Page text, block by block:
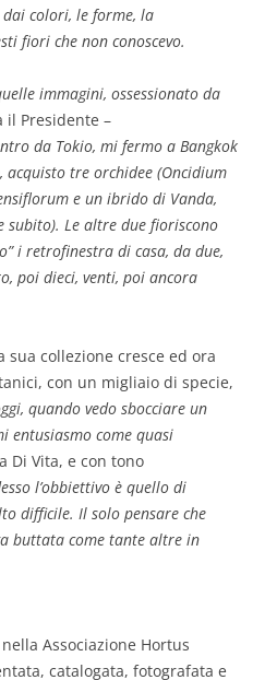
colori, le forme, la
fiori che non conoscevo.
immagini, ossessionato da
il Presidente –
da Tokio, mi fermo a Bangkok
acquisto tre orchidee (Oncidium
e un ibrido di Vanda,
subito). Le altre due fioriscono
i retrofinestra di casa, da due,
poi dieci, venti, poi ancora
sua collezione cresce ed ora
con un migliaio di specie,
quando vedo sbocciare un
entusiasmo come quasi
Di Vita, e con tono
l’obbiettivo è quello di
difficile. Il solo pensare che
buttata come tante altre in
Associazione Hortus
catalogata, fotografata e